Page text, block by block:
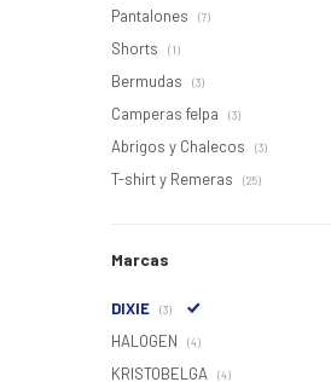
Pantalones (7)
Shorts (1)
Bermudas (3)
Camperas felpa (3)
Abrigos y Chalecos (3)
T-shirt y Remeras (25)
Marcas
DIXIE (3)
HALOGEN (4)
KRISTOBELGA (4)